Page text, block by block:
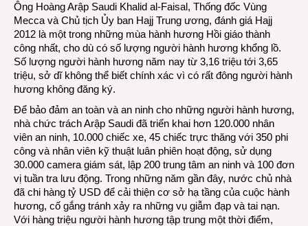
Ông Hoàng Arập Saudi Khalid al-Faisal, Thống đốc Vùng
Mecca và Chủ tịch Ủy ban Hajj Trung ương, đánh giá Hajj
2012 là một trong những mùa hành hương Hồi giáo thành
công nhất, cho dù có số lượng người hành hương khổng lồ.
Số lượng người hành hương năm nay từ 3,16 triệu tới 3,65
triệu, sở dĩ không thể biết chính xác vì có rất đông người hành
hương không đăng ký.
Để bảo đảm an toàn và an ninh cho những người hành hương,
nhà chức trách Arập Saudi đã triển khai hơn 120.000 nhân
viên an ninh, 10.000 chiếc xe, 45 chiếc trực thăng với 350 phi
công và nhân viên kỹ thuật luân phiên hoạt động, sử dụng
30.000 camera giám sát, lập 200 trung tâm an ninh và 100 đơn
vị tuần tra lưu động. Trong những năm gần đây, nước chủ nhà
đã chi hàng tỷ USD để cải thiện cơ sở hạ tầng của cuộc hành
hương, cố gắng tránh xảy ra những vụ giẫm đạp và tai nạn.
Với hàng triệu người hành hương tập trung một thời điểm,